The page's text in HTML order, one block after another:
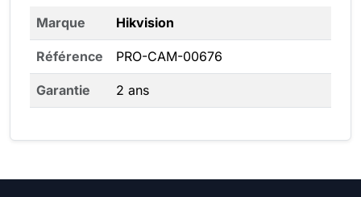
Marque Hikvision
Référence PRO-CAM-00676
Garantie 2 ans